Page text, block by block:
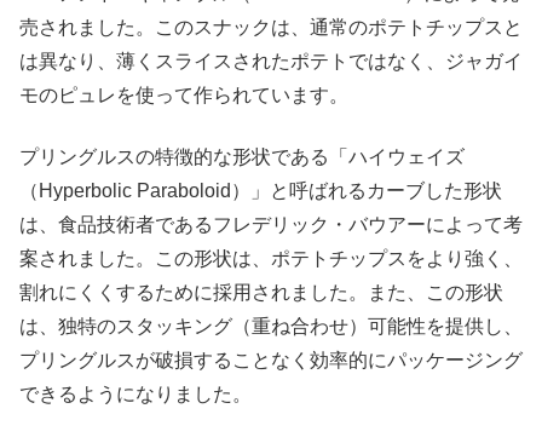
売されました。このスナックは、通常のポテトチップスと
は異なり、薄くスライスされたポテトではなく、ジャガイ
モのピュレを使って作られています。
プリングルスの特徴的な形状である「ハイウェイズ
（Hyperbolic Paraboloid）」と呼ばれるカーブした形状
は、食品技術者であるフレデリック・バウアーによって考
案されました。この形状は、ポテトチップスをより強く、
割れにくくするために採用されました。また、この形状
は、独特のスタッキング（重ね合わせ）可能性を提供し、
プリングルスが破損することなく効率的にパッケージング
できるようになりました。